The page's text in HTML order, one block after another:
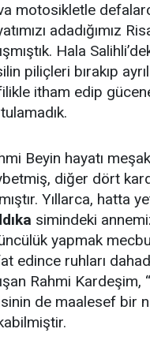
motosikletle
adadığımız
Hala
piliçleri bırakıp
itham edip
Beyin hayatı
diğer dört
Yıllarca, hatta
simindeki
yapmak
edince ruhları
Rahmi Kardeşim, “
de maalesef bir